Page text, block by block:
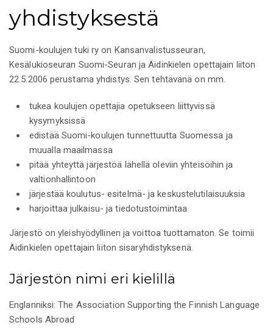
yhdistyksestä
Suomi-koulujen tuki ry on Kansanvalistusseuran,
Kesälukioseuran Suomi-Seuran ja Äidinkielen opettajain liiton
22.5.2006 perustama yhdistys. Sen tehtävänä on mm.
tukea koulujen opettajia opetukseen liittyvissä
kysymyksissä
edistää Suomi-koulujen tunnettuutta Suomessa ja
muualla maailmassa
pitää yhteyttä järjestöä lähellä oleviin yhteisöihin ja
valtionhallintoon
järjestää koulutus- esitelmä- ja keskustelutilaisuuksia
harjoittaa julkaisu- ja tiedotustoimintaa
Järjestö on yleishyödyllinen ja voittoa tuottamaton. Se toimii
Äidinkielen opettajain liiton sisaryhdistyksenä.
Järjestön nimi eri kielillä
Englanniksi: The Association Supporting the Finnish Language
Schools Abroad